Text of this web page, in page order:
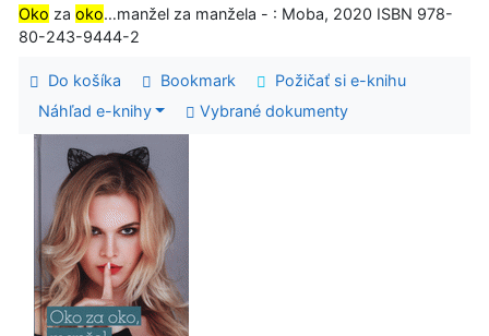
Oko za oko…manžel za manžela - : Moba, 2020 ISBN 978-
80-243-9444-2
Do košíka Bookmark
Požičať si e-knihu
Náhľad e-knihy
Vybrané dokumenty